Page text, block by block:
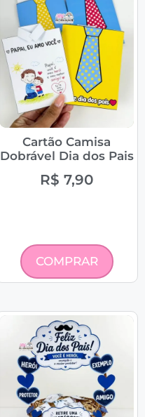
Cartão Camisa
Dobrável Dia dos Pais
R$ 7,90
COMPRAR